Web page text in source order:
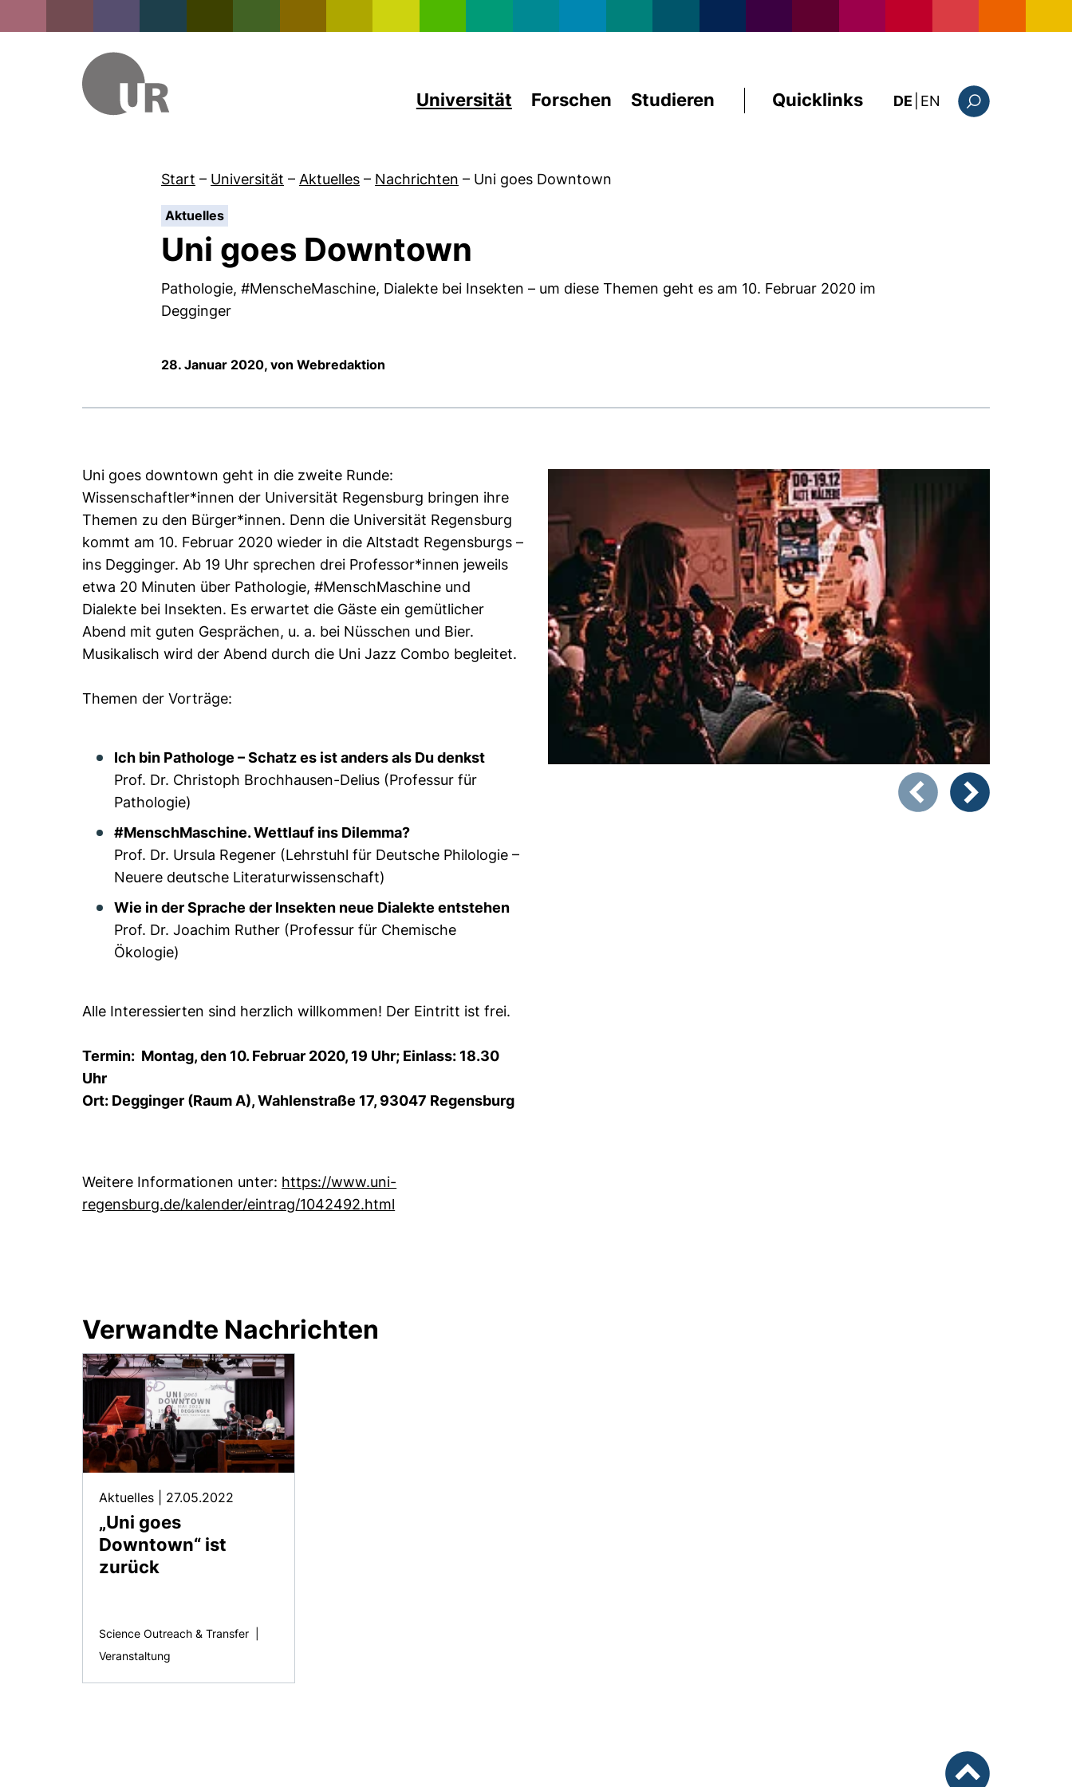
Universität Forschen Studieren Quicklinks DE EN : the current page
Start – Universität – Aktuelles – Nachrichten – Uni goes Downtown
Aktuelles:
Uni goes Downtown
Pathologie, #MenscheMaschine, Dialekte bei Insekten – um diese Themen geht es am 10. Februar 2020 im
Degginger
28. Januar 2020, von Webredaktion
Uni goes downtown geht in die zweite Runde:
Wissenschaftler*innen der Universität Regensburg bringen ihre
Themen zu den Bürger*innen. Denn die Universität Regensburg
kommt am 10. Februar 2020 wieder in die Altstadt Regensburgs –
ins Degginger. Ab 19 Uhr sprechen drei Professor*innen jeweils
etwa 20 Minuten über Pathologie, #MenschMaschine und
Dialekte bei Insekten. Es erwartet die Gäste ein gemütlicher
Abend mit guten Gesprächen, u. a. bei Nüsschen und Bier.
Musikalisch wird der Abend durch die Uni Jazz Combo begleitet.
Themen der Vorträge:
Ich bin Pathologe – Schatz es ist anders als Du denkst
Prof. Dr. Christoph Brochhausen-Delius (Professur für
Pathologie)
#MenschMaschine. Wettlauf ins Dilemma?
Prof. Dr. Ursula Regener (Lehrstuhl für Deutsche Philologie –
Neuere deutsche Literaturwissenschaft)
Wie in der Sprache der Insekten neue Dialekte entstehen
Prof. Dr. Joachim Ruther (Professur für Chemische
Ökologie)
Alle Interessierten sind herzlich willkommen! Der Eintritt ist frei.
Termin: Montag, den 10. Februar 2020, 19 Uhr; Einlass: 18.30
Uhr
Ort: Degginger (Raum A), Wahlenstraße 17, 93047 Regensburg
Weitere Informationen unter: https://www.uni-
regensburg.de/kalender/eintrag/1042492.html
Zeigt Folie 1 von 3
Verwandte Nachrichten
„Uni goes
Downtown“ ist
zurück
Aktuelles 27.05.2022
Science Outreach & Transfer
Veranstaltung